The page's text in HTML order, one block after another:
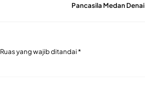
Pancasila Medan Denai
Ruas yang wajib ditandai*